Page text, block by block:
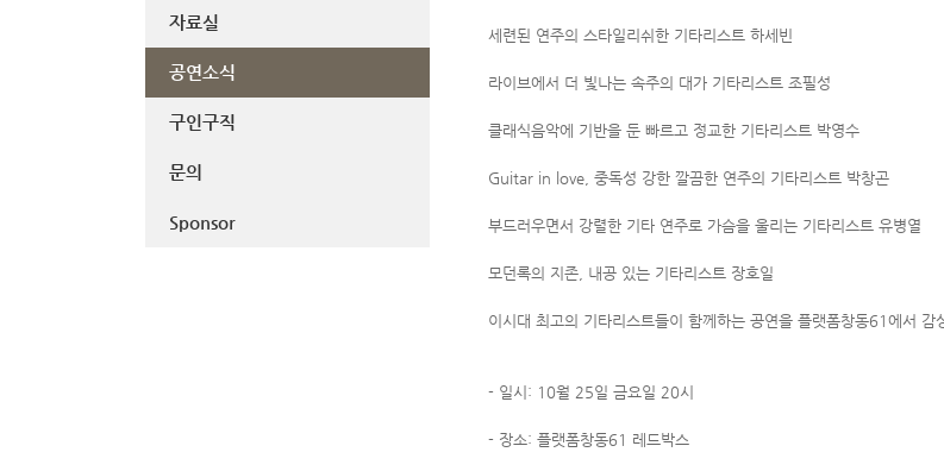
자료실
공연소식
구인구직
문의
Sponsor
세련된 연주의 스타일리쉬한 기타리스트 하세빈
라이브에서 더 빛나는 속주의 대가 기타리스트 조필성
클래식음악에 기반을 둔 빠르고 정교한 기타리스트 박영수
Guitar in love, 중독성 강한 깔끔한 연주의 기타리스트 박창곤
부드러우면서 강렬한 기타 연주로 가슴을 울리는 기타리스트 유병열
모던록의 지존, 내공 있는 기타리스트 장호일
이시대 최고의 기타리스트들이 함께하는 공연을 플랫폼창동61에서 감
- 일시: 10월 25일 금요일 20시
- 장소: 플랫폼창동61 레드박스